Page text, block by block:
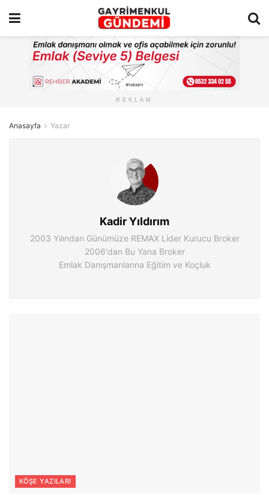
REKLAM
Anasayfa Yazar
Kadir Yıldırım
2003 Yılından Günümüze REMAX Lider Kurucu Broker
2006'dan Bu Yana Broker
Emlak Danışmanlarına Eğitim ve Koçluk
KÖŞE YAZILARI